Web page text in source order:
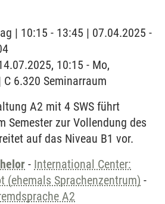
| 10:15 - 13:45 | 07.04.2025 -
10:15 - Mo,
6.320 Seminarraum
A2 mit 4 SWS führt
Semester zur Vollendung des
auf das Niveau B1 vor.
- International Center:
(ehemals Sprachenzentrum) -
A2